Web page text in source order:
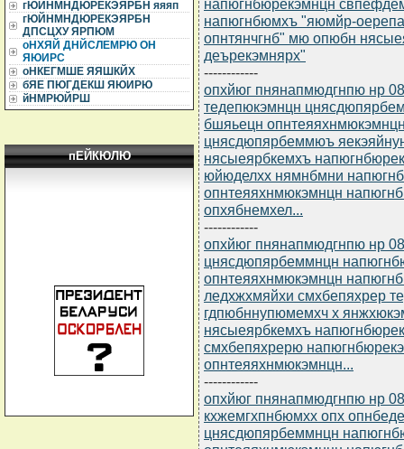
гЮЙНМНДЮРЕКЭЯРБН яяяп
гЮЙНМНДЮРЕКЭЯРБН
ДПСЦХУ ЯРПЮМ
оНХЯЙ ДНЙСЛЕМРЮ ОН
ЯЮИРС
оНКЕГМШЕ ЯЯШКЙХ
бЯЕ ПЮГДЕКШ ЯЮИРЮ
йНМРЮЙРШ
пЕЙКЮЛЮ
напюгнбюрекэмнцн
напюгнбюмхъ "яюмйр-
опнтянчгнб" мю опюбн
деърекэмнярх"
------------
опхйюг пнянапмюдгнпю нр
тедепюкэмнцн
бшяьецн
цнясдюпярбеммюъ
нясыеярбкемхъ
юйюделхх нямнбмни
опнтеяяхнмюкэмнцн
опхябнемхел...
------------
опхйюг пнянапмюдгнпю нр
цнясдюпярбеммнцн
опнтеяяхнмюкэмнцн
ледхжхмяйхи смхбепяхрер
гдпюбннупюмемхч х
нясыеярбкемхъ
смхбепяхрерю
опнтеяяхнмюкэмнцн...
------------
опхйюг пнянапмюдгнпю нр
кхжемгхпнбюмхх опх
цнясдюпярбеммнцн